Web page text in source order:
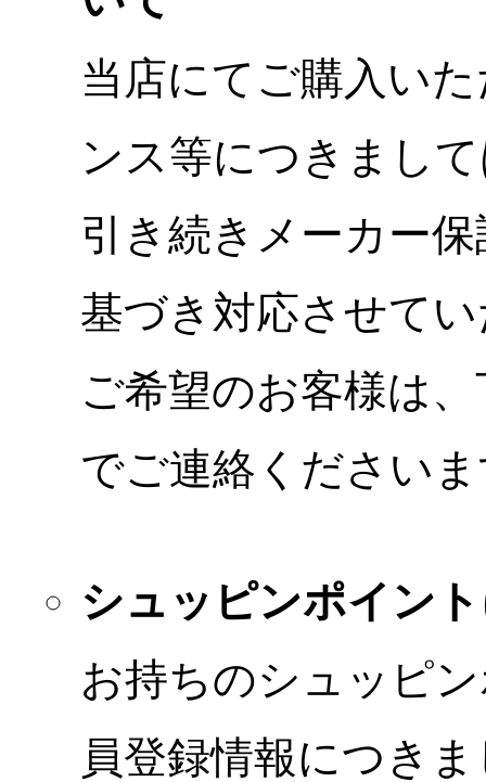
当店にてご購入い
ンス等につきまし
引き続きメーカー
基づき対応させて
ご希望のお客様は
でご連絡ください
シュッピンポイン
お持ちのシュッピ
員登録情報につき